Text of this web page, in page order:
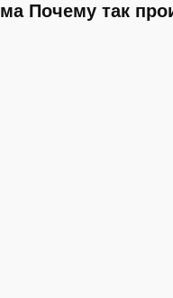
Почему так